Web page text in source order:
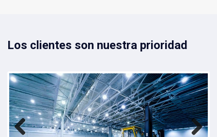
Los clientes son nuestra prioridad